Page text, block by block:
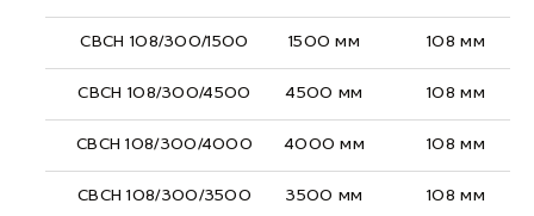
СВСН 108/300/1500 1500 мм 108 мм
СВСН 108/300/4500 4500 мм 108 мм
СВСН 108/300/4000 4000 мм 108 мм
СВСН 108/300/3500 3500 мм 108 мм